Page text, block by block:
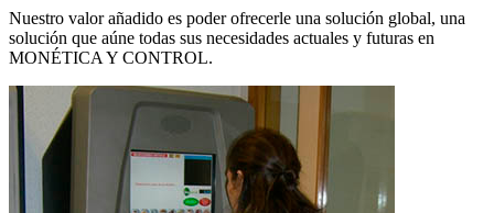
Nuestro valor añadido es poder ofrecerle una solución global, una
solución que aúne todas sus necesidades actuales y futuras en
MONÉTICA Y CONTROL.